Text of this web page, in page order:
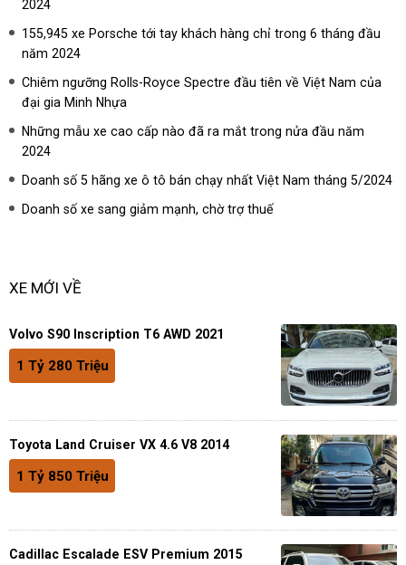
2024
155,945 xe Porsche tới tay khách hàng chỉ trong 6 tháng đầu
năm 2024
Chiêm ngưỡng Rolls-Royce Spectre đầu tiên về Việt Nam của
đại gia Minh Nhựa
Những mẫu xe cao cấp nào đã ra mắt trong nửa đầu năm
2024
Doanh số 5 hãng xe ô tô bán chạy nhất Việt Nam tháng 5/2024
Doanh số xe sang giảm mạnh, chờ trợ thuế
XE MỚI VỀ
Volvo S90 Inscription T6 AWD 2021
1 Tỷ 280 Triệu
Toyota Land Cruiser VX 4.6 V8 2014
1 Tỷ 850 Triệu
Cadillac Escalade ESV Premium 2015